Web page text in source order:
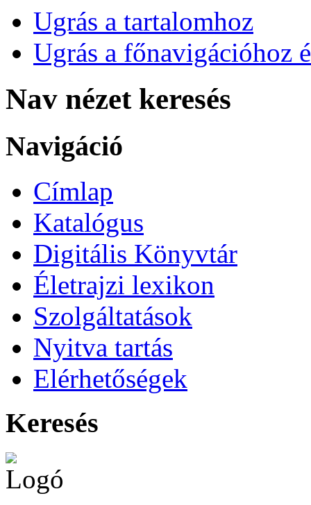
Ugrás a tartalomhoz
Ugrás a főnavigációhoz
Nav nézet keresés
Navigáció
Címlap
Katalógus
Digitális Könyvtár
Életrajzi lexikon
Szolgáltatások
Nyitva tartás
Elérhetőségek
Keresés